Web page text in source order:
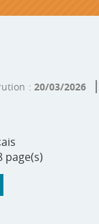
20/03/2026
page(s)